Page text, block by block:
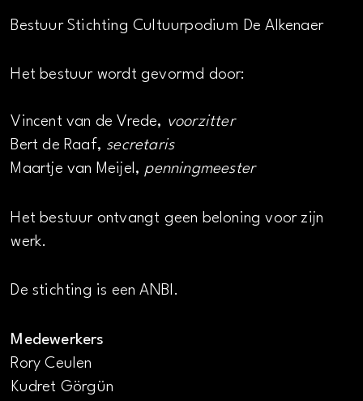
Bestuur Stichting Cultuurpodium De Alkenaer
Het bestuur wordt gevormd door:
Vincent van de Vrede, voorzitter
Bert de Raaf, secretaris
Maartje van Meijel, penningmeester
Het bestuur ontvangt geen beloning voor zijn
werk.
De stichting is een ANBI.
Medewerkers
Rory Ceulen
Kudret Görgün